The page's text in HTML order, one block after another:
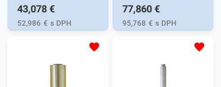
kuchyne. Vďaka dobrému
priľnutiu a nepriepustnosti
vzduchu, pachov a vlhkosti
uchovajú vaše potraviny dlho
je rýchla a jednoduchá. 35cm
43,078 €
52,986 € s DPH
kuchyne. Vďaka dobrému
priľnutiu a nepriepustnosti
vzduchu, pachov a vlhkosti
uchovajú vaše potraviny dlho
77,860 €
95,768 € s DPH